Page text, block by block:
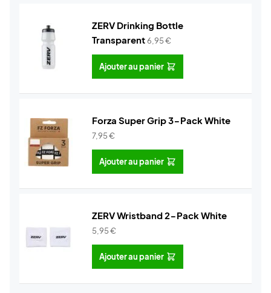
ZERV Drinking Bottle
Transparent6,95€
Ajouter au panier
Forza Super Grip 3-Pack White
7,95€
Ajouter au panier
ZERV Wristband 2-Pack White
5,95€
Ajouter au panier